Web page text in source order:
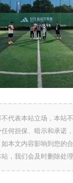
代表本站立场，本站
何担保、暗示和承诺
本文内容影响到您的
，我们会及时删除处理